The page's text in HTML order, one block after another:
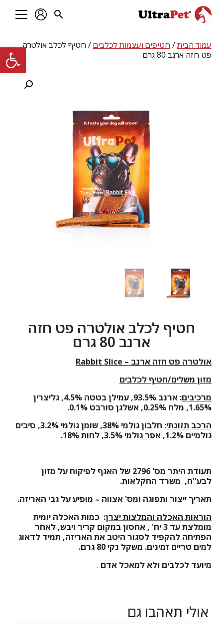
פתח עמוד הבית/חטיפים ועצמות לכלבים/ חטיף לכלב אולטרה
פט חזה ארנב 80 גרם
חטיף לכלב אולטרה פט חזה
ארנב 80 גרם
אולטרה פט חזה ארנב – Rabbit Slice
מזון משלים/חטיף לכלבים
מרכיבים
: ארנב 93.5%, עמילן בטטה 4.5%, גליצרין
1.65%, מלח 0.25%, אשלגן סורבט 0.1%.
הרכב תזונתי: חלבון גולמי 38%, שומן גולמי 3.2% , סיבים
גולמיים 1.2%
,אפר גולמי 3.5% ,לחות 18%.
תעודת היתר מס'2796 של האגף לפיקוח על מזון
לבע"ח, משרד החקלאות.
תאריך ייצור ותפוגה ומס' אצווה – מופיע על גבי האריזה.
הוראות האכלה והמלצות יצרן: כמות האכלה יומית
מומלצת עד 3 יח' , אחסון במקום קריר ויבש, לאחר
הפתיחה להקפיד לסגור היטב את האריזה, תמיד לדאוג
למים טריים זמינים. משקל נקי 80 גרם.
מיועד לכלבים ולא למאכל אדם .
אולי תאהבו גם